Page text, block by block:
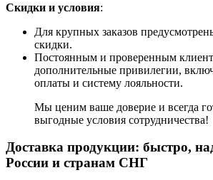
Скидки и условия:
Для крупных заказов
скидки.
Постоянным и проверенным
дополнительные привилегии,
оплаты и систему лояльности.
Мы ценим ваше доверие и всегда
выгодные условия сотрудничества!
Доставка продукции: быстро,
России и странам СНГ